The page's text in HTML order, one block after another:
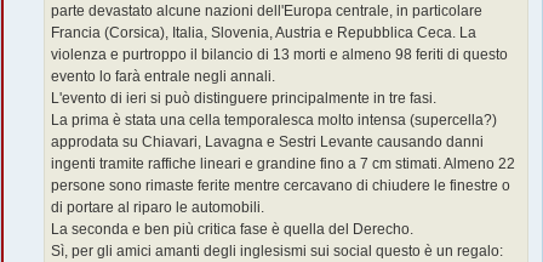
parte devastato alcune nazioni dell'Europa centrale, in particolare
Francia (Corsica), Italia, Slovenia, Austria e Repubblica Ceca. La
violenza e purtroppo il bilancio di 13 morti e almeno 98 feriti di questo
evento lo farà entrale negli annali.
L'evento di ieri si può distinguere principalmente in tre fasi.
La prima è stata una cella temporalesca molto intensa (supercella?)
approdata su Chiavari, Lavagna e Sestri Levante causando danni
ingenti tramite raffiche lineari e grandine fino a 7 cm stimati. Almeno 22
persone sono rimaste ferite mentre cercavano di chiudere le finestre o
di portare al riparo le automobili.
La seconda e ben più critica fase è quella del Derecho.
Sì, per gli amici amanti degli inglesismi sui social questo è un regalo: